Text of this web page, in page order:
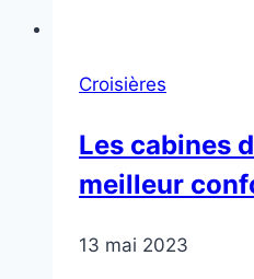
Croisières
Les cabines
meilleur
13 mai 2023